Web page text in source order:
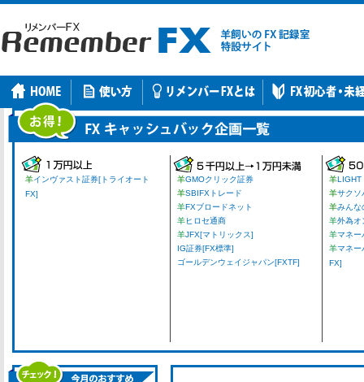
羊インヴァスト証券[トライオート
FX]
羊GMOクリック証券
羊SBIFXトレード
羊FXブロードネット
羊ヒロセ通商
羊JFX[マトリックス]
IG証券[FX標準]
ゴールデンウェイジャパン[FXTF]
羊LIGHT
羊サクソ
羊みんな
羊外為オ
羊マネー
羊マネー
FX]